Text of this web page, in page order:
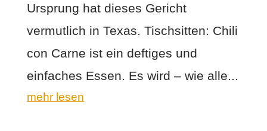
Ursprung hat dieses Gericht
vermutlich in Texas. Tischsitten: Chili
con Carne ist ein deftiges und
einfaches Essen. Es wird – wie alle...
mehr lesen